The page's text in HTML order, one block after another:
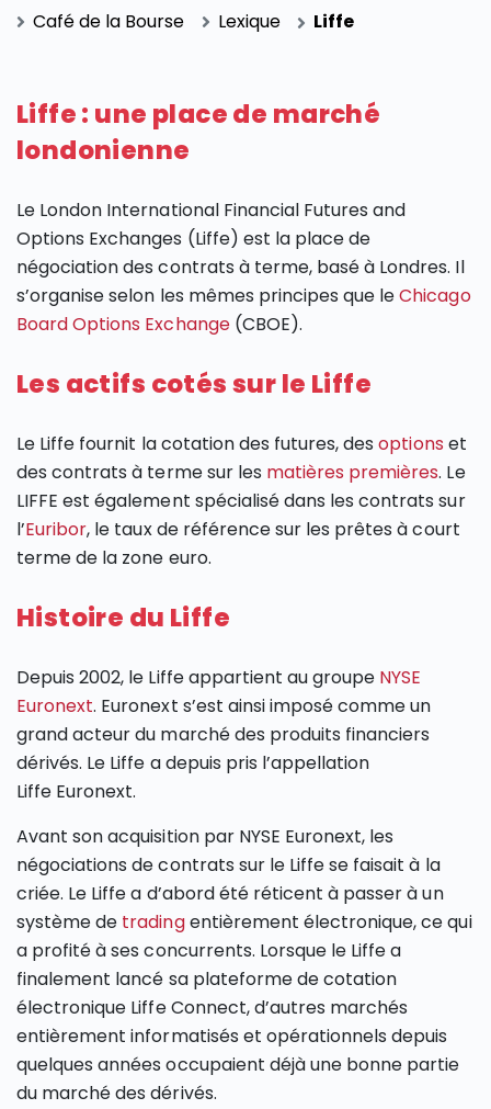
Café de la Bourse Lexique Liffe
Liffe : une place de marché
londonienne
Le London International Financial Futures and
Options Exchanges (Liffe) est la place de
négociation des contrats à terme, basé à Londres. Il
s’organise selon les mêmes principes que leChicago
Board Options Exchange(CBOE).
Les actifs cotés sur le Liffe
Le Liffe fournit la cotation des futures, desoptions et
des contrats à terme sur les matières premières. Le
LIFFE est également spécialisé dans les contrats sur
l’Euribor, le taux de référence sur les prêtes à court
terme de la zone euro.
Histoire du Liffe
Depuis 2002, le Liffe appartient au groupe NYSE
Euronext. Euronext s’est ainsi imposé comme un
grand acteur du marché des produits financiers
dérivés. Le Liffe a depuis pris l’appellation
Liffe Euronext.
Avant son acquisition par NYSE Euronext, les
négociations de contrats sur le Liffe se faisait à la
criée. Le Liffe a d’abord été réticent à passer à un
système de tradingentièrement électronique, ce qui
a profité à ses concurrents. Lorsque le Liffe a
finalement lancé sa plateforme de cotation
électronique Liffe Connect, d’autres marchés
entièrement informatisés et opérationnels depuis
quelques années occupaient déjà une bonne partie
du marché des dérivés.